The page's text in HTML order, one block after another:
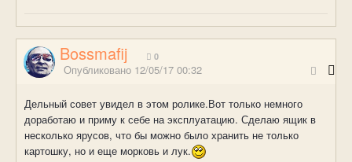
Bossmafij 0
Опубликовано 12/05/17 00:32
Дельный совет увидел в этом ролике.Вот только немного
доработаю и приму к себе на эксплуатацию. Сделаю ящик в
несколько ярусов, что бы можно было хранить не только
картошку, но и еще морковь и лук.